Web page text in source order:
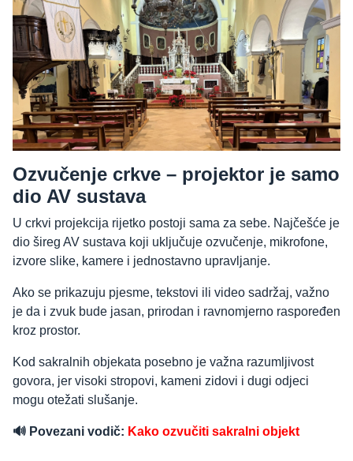
Ozvučenje crkve – projektor je samo
dio AV sustava
U crkvi projekcija rijetko postoji sama za sebe. Najčešće je
dio šireg AV sustava koji uključuje ozvučenje, mikrofone,
izvore slike, kamere i jednostavno upravljanje.
Ako se prikazuju pjesme, tekstovi ili video sadržaj, važno
je da i zvuk bude jasan, prirodan i ravnomjerno raspoređen
kroz prostor.
Kod sakralnih objekata posebno je važna razumljivost
govora, jer visoki stropovi, kameni zidovi i dugi odjeci
mogu otežati slušanje.
🔊 Povezani vodič: Kako ozvučiti sakralni objekt